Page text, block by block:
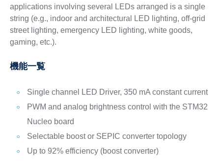
applications involving several LEDs arranged is a single
string (e.g., indoor and architectural LED lighting, off-grid
street lighting, emergency LED lighting, white goods,
gaming, etc.).
機能一覧
Single channel LED Driver, 350 mA constant current
PWM and analog brightness control with the STM32
Nucleo board
Selectable boost or SEPIC converter topology
Up to 92% efficiency (boost converter)